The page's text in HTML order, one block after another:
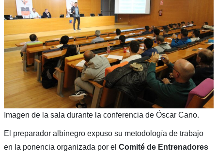
Imagen de la sala durante la conferencia de Óscar Cano.
El preparador albinegro expuso su metodología de trabajo
en la ponencia organizada por el Comité de Entrenadores